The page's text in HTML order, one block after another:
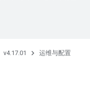
v4.17.01 运维与配置